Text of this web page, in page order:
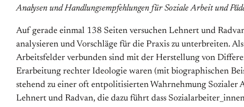
Analysen und Handlungsempfehlungen für Soziale Arbeit und
Auf gerade einmal 138 Seiten versuchen Lehnert und
analysieren und Vorschläge für die Praxis zu unterbreiten.
Arbeitsfelder verbunden sind mit der Herstellung von
Erarbeitung rechter Ideologie waren (mit biographischen
stehend zu einer oft entpolitisierten Wahrnehmung Sozialer
Lehnert und Radvan, die dazu führt dass